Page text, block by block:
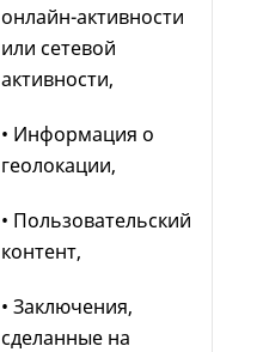
онлайн-активности
или сетевой
активности,
• Информация о
геолокации,
• Пользовательский
контент,
• Заключения,
сделанные на